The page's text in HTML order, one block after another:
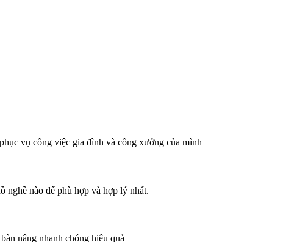
vụ công việc gia đình và công xưởng của mình
nghề nào để phù hợp và hợp lý nhất.
nâng nhanh chóng hiệu quả